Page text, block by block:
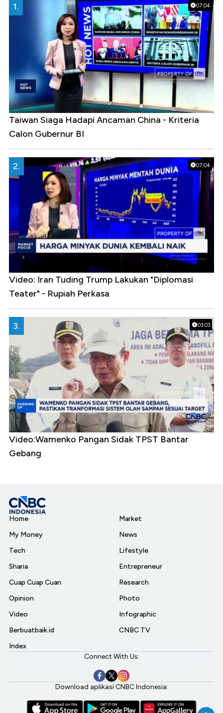
07:04
1.
Taiwan Siaga Hadapi Ancaman China - Kriteria
Calon Gubernur BI
07:04
2.
Video: Iran Tuding Trump Lakukan "Diplomasi
Teater" - Rupiah Perkasa
03:03
3.
Video:Wamenko Pangan Sidak TPST Bantar
Gebang
Home
My Money
Tech
Sharia
Cuap Cuap Cuan
Opinion
Video
Berbuatbaik.id
Index
Market
News
Lifestyle
Entrepreneur
Research
Photo
Infographic
CNBC TV
Connect With Us:
Download aplikasi CNBC Indonesia: